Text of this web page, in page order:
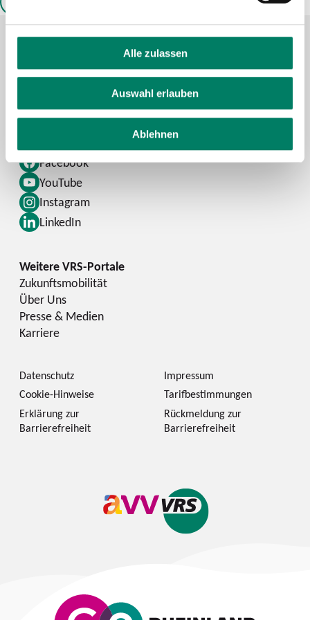
Alle zulassen
Auswahl erlauben
Ablehnen
Facebook
YouTube
Instagram
LinkedIn
Kontaktformular
Schlaue Nummer
Zukunftsmobilität
Über Uns
Presse & Medien
Karriere
Datenschutz
Impressum
Cookie-Hinweise
Tarifbestimmungen
Erklärung zur
Barrierefreiheit
Rückmeldung zur
Barrierefreiheit